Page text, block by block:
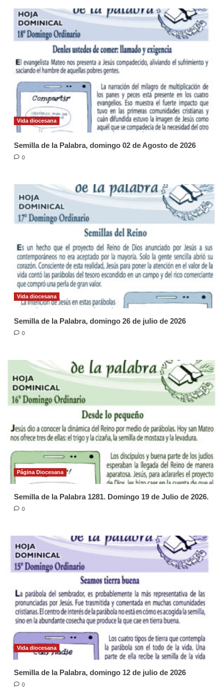
Vida diocesana
Semilla de la Palabra, domingo 02 de Agosto de 2026
0
Vida diocesana
Semilla de la Palabra, domingo 26 de julio de 2026
0
Página Diocesana
Semilla de la Palabra 1281. Domingo 19 de Julio de 2026.
0
Vida diocesana
Semilla de la Palabra, domingo 12 de julio de 2026
0